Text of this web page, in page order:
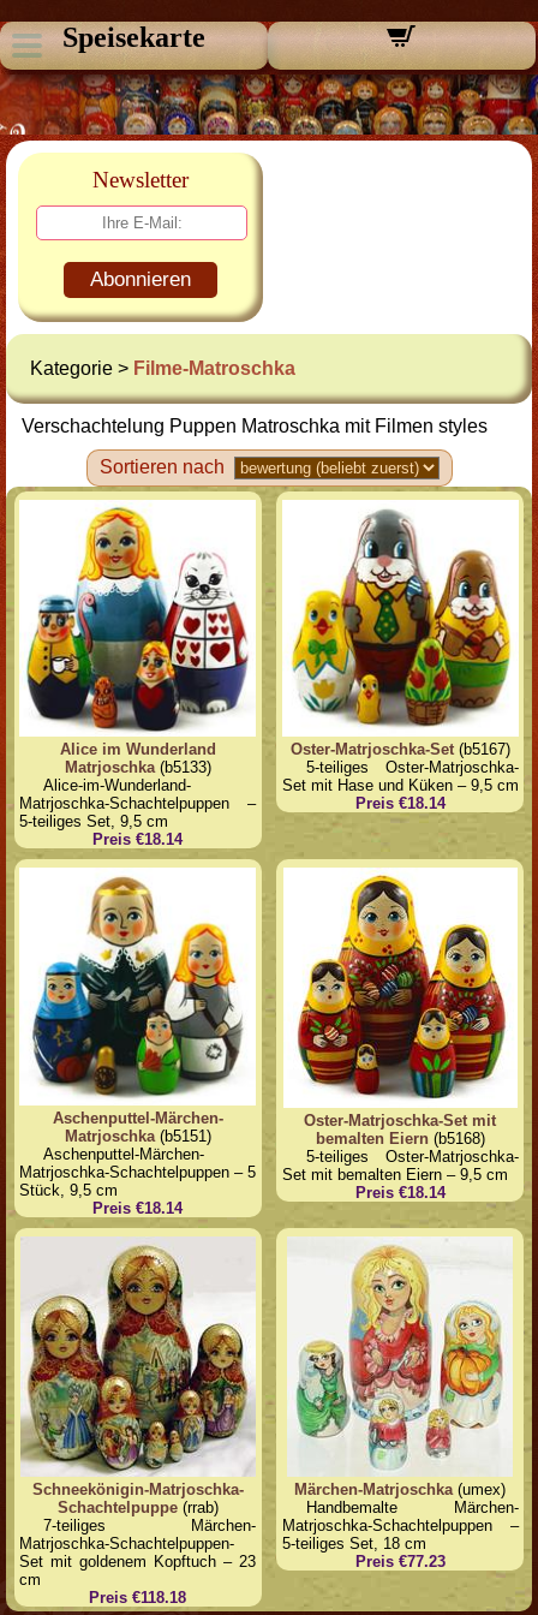
Speisekarte
Newsletter
Abonnieren
Kategorie > Filme-Matroschka
Verschachtelung Puppen Matroschka mit Filmen styles
Sortieren nach
Alice im Wunderland
Matrjoschka(b5133)
Alice-im-Wunderland-
Matrjoschka-Schachtelpuppen –
5-teiliges Set, 9,5 cm
Preis €18.14
Oster-Matrjoschka-Set(b5167)
5-teiliges Oster-Matrjoschka-
Set mit Hase und Küken – 9,5 cm
Preis €18.14
Aschenputtel-Märchen-
Matrjoschka(b5151)
Aschenputtel-Märchen-
Matrjoschka-Schachtelpuppen – 5
Stück, 9,5 cm
Preis €18.14
Oster-Matrjoschka-Set mit
bemalten Eiern(b5168)
5-teiliges Oster-Matrjoschka-
Set mit bemalten Eiern – 9,5 cm
Preis €18.14
Schneekönigin-Matrjoschka-
Schachtelpuppe(rrab)
7-teiliges Märchen-
Matrjoschka-Schachtelpuppen-
Set mit goldenem Kopftuch – 23
cm
Preis €118.18
Märchen-Matrjoschka(umex)
Handbemalte Märchen-
Matrjoschka-Schachtelpuppen –
5-teiliges Set, 18 cm
Preis €77.23